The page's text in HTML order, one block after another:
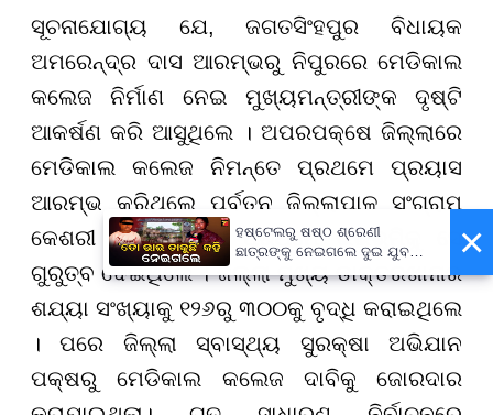
ସୂଚନାଯୋଗ୍ୟ ଯେ, ଜଗତସିଂହପୁର ବିଧାୟକ
ଅମରେନ୍ଦ୍ର ଦାସ ଆରମ୍ଭରୁ ନିପୁରରେ ମେଡିକାଲ
କଲେଜ ନିର୍ମାଣ ନେଇ ମୁଖ୍ୟମନ୍ତ୍ରୀଙ୍କ ଦୃଷ୍ଟି
ଆକର୍ଷଣ କରି ଆସୁଥିଲେ । ଅପରପକ୍ଷେ ଜିଲ୍ଲାରେ
ମେଡିକାଲ କଲେଜ ନିମନ୍ତେ ପ୍ରଥମେ ପ୍ରୟାସ
ଆରମ୍ଭ କରିଥିଲେ ପୂର୍ବତନ ଜିଲ୍ଲାପାଳ ସଂଗ୍ରାମ
କେଶରୀ ମହାପାତ୍ର । ପ୍ରଥମେ ଭିଭିଭୂମିକୁ ସେ
ଗୁରୁତ୍ବ ଦେଇଥିଲେ । ଜିଲ୍ଲା ମୁଖ୍ୟ ଡାକ୍ତରଖାନାର
ଶଯ୍ୟା ସଂଖ୍ୟାକୁ ୧୨୬ରୁ ୩୦୦କୁ ବୃଦ୍ଧି କରାଇଥିଲେ
। ପରେ ଜିଲ୍ଲା ସ୍ବାସ୍ଥ୍ୟ ସୁରକ୍ଷା ଅଭିଯାନ
ପକ୍ଷରୁ ମେଡିକାଲ କଲେଜ ଦାବିକୁ ଜୋରଦାର
×
ହଷ୍ଟେଲରୁ ଷଷ୍ଠ ଶ୍ରେଣୀ
ଛାତ୍ରଙ୍କୁ ନେଇଗଲେ ଦୁଇ ଯୁବକ,
ନିବେଦନ